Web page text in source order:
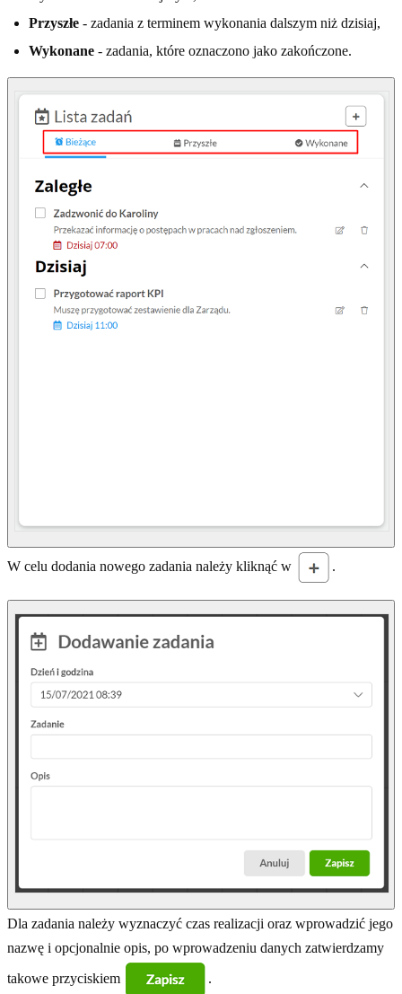
Przyszłe - zadania z terminem wykonania dalszym niż dzisiaj,
Wykonane - zadania, które oznaczono jako zakończone.
W celu dodania nowego zadania należy kliknąć w .
Dla zadania należy wyznaczyć czas realizacji oraz wprowadzić jego
nazwę i opcjonalnie opis, po wprowadzeniu danych zatwierdzamy
takowe przyciskiem
.